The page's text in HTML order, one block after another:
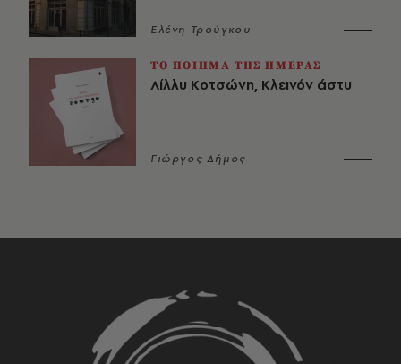
Ελένη Τρούγκου
ΤΟ ΠΟΙΗΜΑ ΤΗΣ ΗΜΕΡΑΣ
Λίλλυ Κοτσώνη, Κλεινόν άστυ
Γιώργος Δήμος